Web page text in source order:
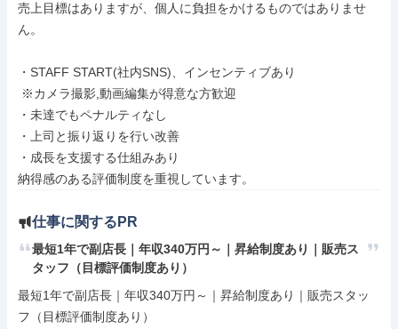
売上目標はありますが、個人に負担をかけるものではありませ
ん。
・STAFF START(社内SNS)、インセンティブあり
・未達でもペナルティなし
・上司と振り返りを行い改善
・成長を支援する仕組みあり
納得感のある評価制度を重視しています。
仕事に関するPR
最短1年で副店長｜年収340万円～｜昇給制度あり｜販売ス
タッフ（目標評価制度あり）
最短1年で副店長｜年収340万円～｜昇給制度あり｜販売スタッ
フ（目標評価制度あり）